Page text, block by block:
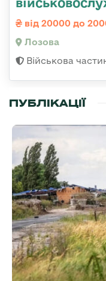
від 20000 до
Лозова
Військова
ПУБЛІКАЦІЇ